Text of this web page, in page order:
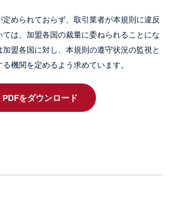
められておらず、取引業者が本規則に違反
は、加盟各国の裁量に委ねられることにな
盟各国に対し、本規則の遵守状況の監視と
機関を定めるよう求めています。
PDFをダウンロード